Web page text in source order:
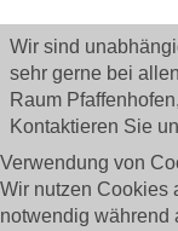
Wir sind
sehr gerne bei
Raum
Kontaktieren Sie
Verwendung von
Wir nutzen Cookies
notwendig während